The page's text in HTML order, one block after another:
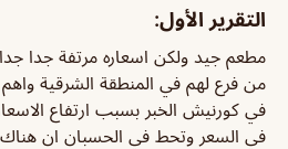
التقرير الأول:
مطعم جيد ولكن اسعاره مرتفة جدا
من فرع لهم في المنطقة الشرقية واهم
في كورنيش الخبر بسبب ارتفاع
في السعر وتحط في الحسبان ان